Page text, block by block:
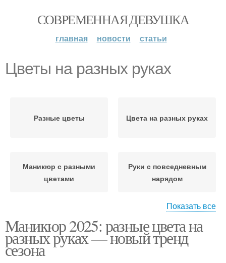
СОВРЕМЕННАЯ ДЕВУШКА
главная новости статьи
Цветы на разных руках
Разные цветы Цвета на разных руках
Маникюр с разными
цветами
Руки с повседневным
нарядом
Цветы на руках
руках
Показать все
Маникюр 2025: разные цвета на
разных руках — новый тренд
сезона